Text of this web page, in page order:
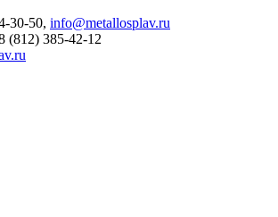
30-50, info@metallosplav.ru
(812) 385-42-12